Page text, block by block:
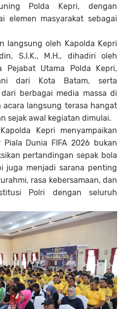
Polda Kepri, dengan
elemen masyarakat sebagai
langsung oleh Kapolda Kepri
S.I.K., M.H., dihadiri oleh
Pejabat Utama Polda Kepri,
dari Kota Batam, serta
berbagai media massa di
acara langsung terasa hangat
sejak awal kegiatan dimulai.
Kepri menyampaikan
Dunia FIFA 2026 bukan
pertandingan sepak bola
juga menjadi sarana penting
rasa kebersamaan, dan
Polri dengan seluruh